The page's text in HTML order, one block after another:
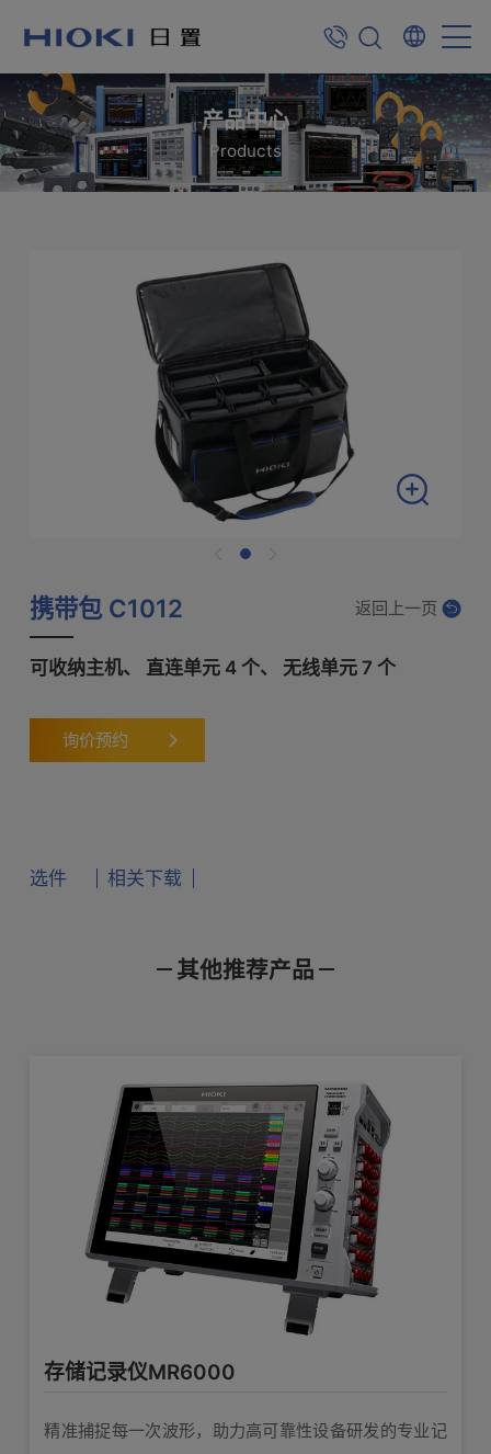
产品中心
Products
携带包 C1012 返回上一页
可收纳主机、 直连单元 4 个、 无线单元 7 个
询价预约
选件 相关下载
0.01°C高分辨率计量版
查看详情>>
数据采集仪LR8450
轻松实现模拟数据和CAN数据的统一管理
使用说明书
其他推荐产品
存储记录仪MR6000
精准捕捉每一次波形，助力高可靠性设备研发的专业记